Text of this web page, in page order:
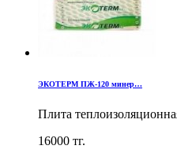
ЭКОТЕРМ ПЖ-120 минер…
Плита
16000 тг.